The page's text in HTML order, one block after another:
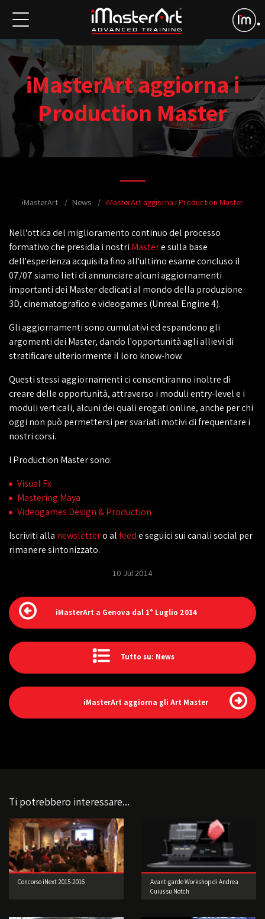
iMasterArt aggiorna i
Production Master
iMasterArt News iMasterArt aggiorna i Production Master
Nell'ottica del miglioramento continuo del processo
formativo che presidia i nostri Mastere sulla base
dell'esperienza acquisita fino all'ultimo esame concluso il
07/07 siamo lieti di annunciare alcuni aggiornamenti
importanti dei Master dedicati al mondo della produzione
3D, cinematografico e videogames (Unreal Engine 4).
Gli aggiornamenti sono cumulativi ed espandono gli
argomenti dei Master, dando l'opportunità agli allievi di
stratificare ulteriormente il loro know-how.
Questi stessi aggiornamenti ci consentiranno inoltre di
creare delle opportunità, attraverso i moduli entry-level e i
moduli verticali, alcuni dei quali erogati online, anche per chi
oggi non può permettersi per svariati motivi di frequentare i
nostri corsi.
I Production Master sono:
Visual Fx
Mastering Maya
Videogames Design & Production
Iscriviti alla newslettero alfeede seguici sui canali social per
rimanere sintonizzato.
10 Jul 2014
iMasterArt a Genova dal 1° Luglio 2014
Tutto su: News
iMasterArt aggiorna gli Art Master
Ti potrebbero interessare...
Concorso iNext 2015-2016
Avant-garde Workshop di Andrea
Cuius su Notch